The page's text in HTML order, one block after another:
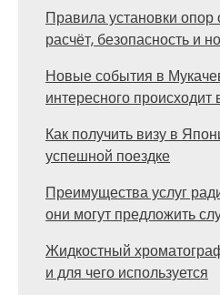
Правила установки
расчёт, безопасность и
Новые события в
интересного происходит
Как получить визу в
успешной поездке
Преимущества услуг
они могут предложить
Жидкостный
и для чего используется